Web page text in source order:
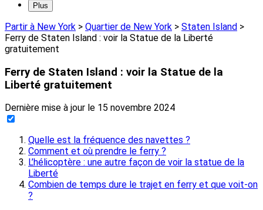
Plus
Partir à New York > Quartier de New York > Staten Island >
Ferry de Staten Island : voir la Statue de la Liberté
gratuitement
Ferry de Staten Island : voir la Statue de la
Liberté gratuitement
Dernière mise à jour le 15 novembre 2024
Quelle est la fréquence des navettes ?
Comment et où prendre le ferry ?
L’hélicoptère : une autre façon de voir la statue de la
Liberté
Combien de temps dure le trajet en ferry et que voit-on
?